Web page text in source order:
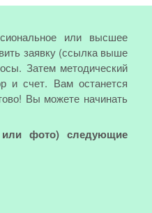
или высшее
заявку (ссылка выше
Затем методический
и счет. Вам останется
Вы можете начинать
или фото) следующие